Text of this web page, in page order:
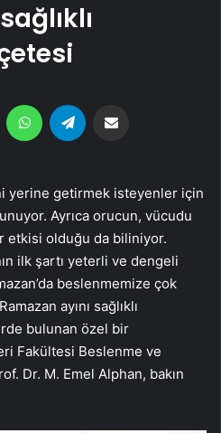
MessengerWhatsApp
yerine getirmek isteyenler için
Ayrıca orucun, vücudu
olduğu da biliniyor.
ilk şartı yeterli ve dengeli
beslenmemize çok
ayını sağlıklı
bulunan özel bir
Fakültesi Beslenme ve
Dr. M. Emel Alphan, bakın